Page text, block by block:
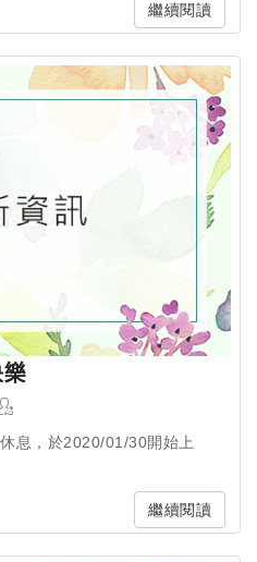
繼續閱讀
息，於2020/01/30開始上
繼續閱讀